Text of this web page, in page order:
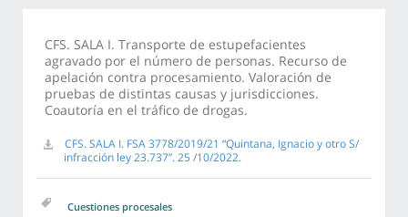
CFS. SALA I. Transporte de estupefacientes
agravado por el número de personas. Recurso de
apelación contra procesamiento. Valoración de
pruebas de distintas causas y jurisdicciones.
Coautoría en el tráfico de drogas.
CFS. SALA I. FSA 3778/2019/21 “Quintana, Ignacio y otro S/
infracción ley 23.737”. 25 /10/2022.
Cuestiones procesales